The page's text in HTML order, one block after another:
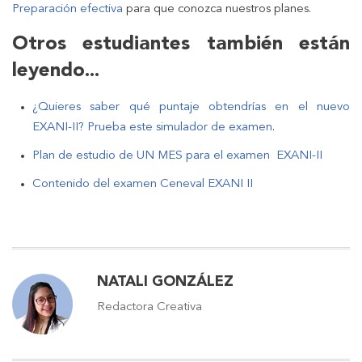
Preparación efectiva para que conozca nuestros planes.
Otros estudiantes también están
leyendo...
¿Quieres saber qué puntaje obtendrías en el nuevo
EXANI-II? Prueba este simulador de examen.
Plan de estudio de UN MES para el examen EXANI-II
Contenido del examen Ceneval EXANI II
NATALI GONZÁLEZ
Redactora Creativa